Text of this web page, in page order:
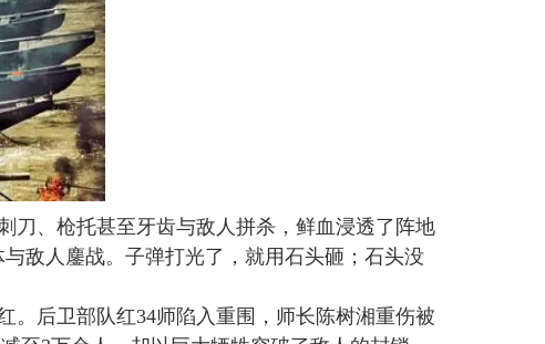
刀、枪托甚至牙齿与敌人拼杀，鲜血浸透了阵地
敌人鏖战。子弹打光了，就用石头砸；石头没
。后卫部队红34师陷入重围，师长陈树湘重伤被